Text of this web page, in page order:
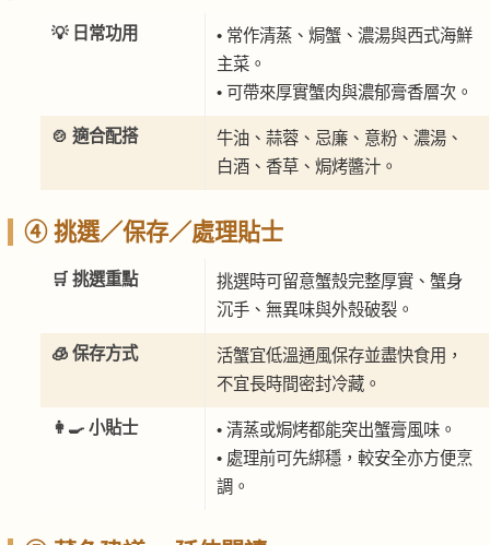
💡 日常功用
• 常作清蒸、焗蟹、濃湯與西式海鮮
主菜。
• 可帶來厚實蟹肉與濃郁膏香層次。
🍲 適合配搭
牛油、蒜蓉、忌廉、意粉、濃湯、
白酒、香草、焗烤醬汁。
④ 挑選／保存／處理貼士
🛒 挑選重點
挑選時可留意蟹殼完整厚實、蟹身
沉手、無異味與外殼破裂。
🧊 保存方式
活蟹宜低溫通風保存並盡快食用，
不宜長時間密封冷藏。
👩‍🍳 小貼士
• 清蒸或焗烤都能突出蟹膏風味。
• 處理前可先綁穩，較安全亦方便烹
調。